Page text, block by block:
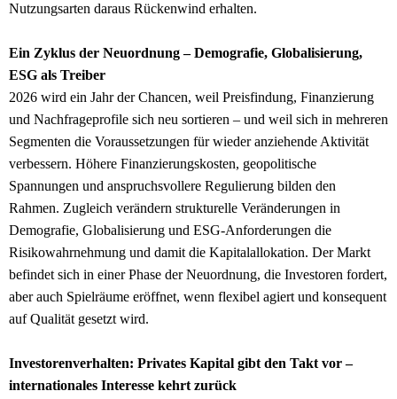
Nutzungsarten daraus Rückenwind erhalten.
Ein Zyklus der Neuordnung – Demografie, Globalisierung,
ESG als Treiber
2026 wird ein Jahr der Chancen, weil Preisfindung, Finanzierung
und Nachfrageprofile sich neu sortieren – und weil sich in mehreren
Segmenten die Voraussetzungen für wieder anziehende Aktivität
verbessern. Höhere Finanzierungskosten, geopolitische
Spannungen und anspruchsvollere Regulierung bilden den
Rahmen. Zugleich verändern strukturelle Veränderungen in
Demografie, Globalisierung und ESG-Anforderungen die
Risikowahrnehmung und damit die Kapitalallokation. Der Markt
befindet sich in einer Phase der Neuordnung, die Investoren fordert,
aber auch Spielräume eröffnet, wenn flexibel agiert und konsequent
auf Qualität gesetzt wird.
Investorenverhalten: Privates Kapital gibt den Takt vor –
internationales Interesse kehrt zurück